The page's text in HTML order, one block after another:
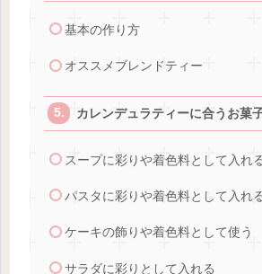
基本の作り方
オススメブレンドティー
カレンデュラティーに合うお菓
スープに彩りや着色料として入れ
パスタに彩りや着色料として入れ
ケーキの飾りや着色料として使う
サラダに彩りとして入れる